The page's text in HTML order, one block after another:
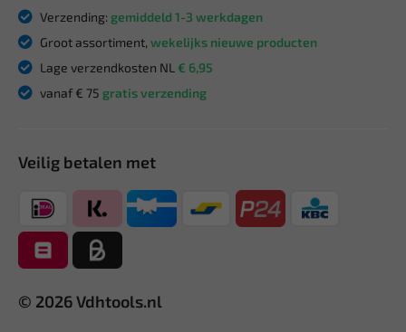
Verzending: gemiddeld 1-3 werkdagen
Groot assortiment, wekelijks nieuwe producten
Lage verzendkosten NL € 6,95
vanaf € 75 gratis verzending
Veilig betalen met
© 2026 Vdhtools.nl